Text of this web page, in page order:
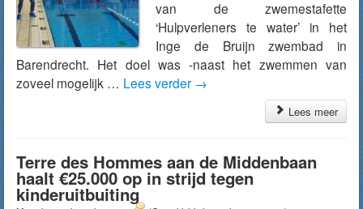
van de zwemestafette
‘Hulpverleners te water’ in het
Inge de Bruijn zwembad in
Barendrecht. Het doel was -naast het zwemmen van
zoveel mogelijk … Lees verder →
Lees meer
Terre des Hommes aan de Middenbaan
haalt €25.000 op in strijd tegen
kinderuitbuiting